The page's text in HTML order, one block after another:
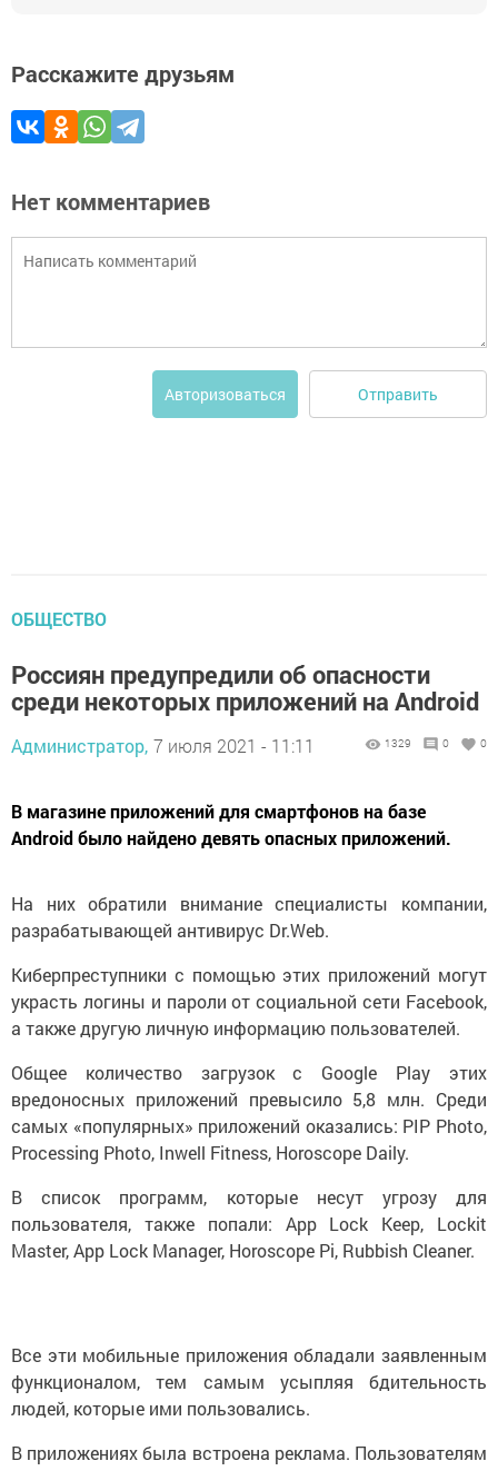
Расскажите друзьям
Нет комментариев
Авторизоваться Отправить
ОБЩЕСТВО
Россиян предупредили об опасности
среди некоторых приложений на Android
Администратор, 7 июля 2021 - 11:11 1329 0 0
В магазине приложений для смартфонов на базе
Android было найдено девять опасных приложений.
На них обратили внимание специалисты компании,
разрабатывающей антивирус Dr.Web.
Киберпреступники с помощью этих приложений могут
украсть логины и пароли от социальной сети Facebook,
а также другую личную информацию пользователей.
Общее количество загрузок с Google Play этих
вредоносных приложений превысило 5,8 млн. Среди
самых «популярных» приложений оказались: PIP Photo,
Processing Photo, Inwell Fitness, Horoscope Daily.
В список программ, которые несут угрозу для
пользователя, также попали: App Lock Keep, Lockit
Master, App Lock Manager, Horoscope Pi, Rubbish Cleaner.
Все эти мобильные приложения обладали заявленным
функционалом, тем самым усыпляя бдительность
людей, которые ими пользовались.
В приложениях была встроена реклама. Пользователям